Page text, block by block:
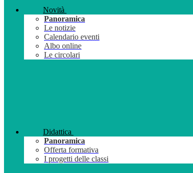
Novità
Panoramica
Le notizie
Calendario eventi
Albo online
Le circolari
Didattica
Panoramica
Offerta formativa
I progetti delle classi